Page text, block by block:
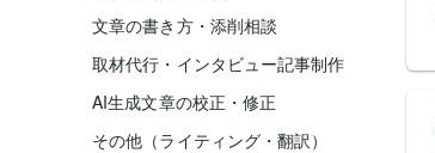
文章の書き方・添削相談
取材代行・インタビュー記事制作
AI生成文章の校正・修正
その他（ライティング・翻訳）